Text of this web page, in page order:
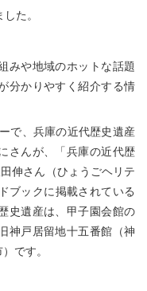
た。
みや地域のホットな話題
分かりやすく紹介する情
で、兵庫の近代歴史遺産
さんが、「兵庫の近代歴
伸さん（ひょうごヘリテ
ブックに掲載されている
史遺産は、甲子園会館の
神戸居留地十五番館（神
です。